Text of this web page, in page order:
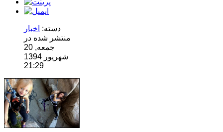
دسته: اخبار
منتشر شده در
جمعه, 20
شهریور 1394
21:29